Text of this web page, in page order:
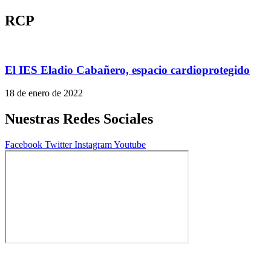
RCP
El IES Eladio Cabañero, espacio cardioprotegido
18 de enero de 2022
Nuestras Redes Sociales
Facebook Twitter InstagramYoutube